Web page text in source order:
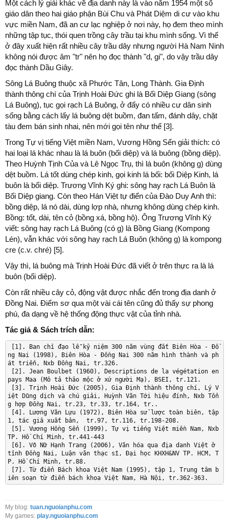
Một cách lý giải khác về địa danh này là vào năm 1954 một số
giáo dân theo hai giáo phận Bùi Chu và Phát Diệm di cư vào khu
vực miền Nam, đã an cư lạc nghiệp ở nơi này, họ đem theo mình
những tập tục, thói quen trồng cây trầu tại khu mình sống. Vì thế
ở đây xuất hiện rất nhiều cây trầu dây nhưng người Hà Nam Ninh
không nói được âm "tr" nên họ đọc thành "d, gi", do vậy trầu dây
đọc thành Dầu Giây.
Sông Lá Buông thuộc xã Phước Tân, Long Thành. Gia Định
thành thông chí của Trịnh Hoài Đức ghi là Bối Diệp Giang (sông
Lá Buông), tục gọi rạch Lá Buông, ở đấy có nhiều cư dân sinh
sống bằng cách lấy lá buông dệt buồm, đan tấm, đánh dây, chặt
tàu đem bán sinh nhai, nên mới gọi tên như thế [3].
Trong Tự vị tiếng Việt miền Nam, Vương Hồng Sển giải thích: có
hai loại lá khác nhau là lá buôn (bối diệp) và lá buông (bồng diệp).
Theo Huỳnh Tịnh Của và Lê Ngọc Trụ, thì lá buôn (không g) dùng
dệt buồm. Lá tốt dùng chép kinh, gọi kinh lá bối: bối Diệp Kinh, lá
buôn là bối diệp. Trương Vĩnh Ký ghi: sông hay rạch Lá Buôn là
Bối Diệp giang. Còn theo Hán Việt tự điển của Đào Duy Anh thì:
bồng diệp, lá nó dài, dùng lợp nhà, nhưng không dùng chép kinh.
Bồng: tốt, dài, tên cỏ (bồng xá, bồng hộ). Ông Trương Vĩnh Ký
viết: sông hay rạch Lá Buông (có g) là Bồng Giang (Kompong
Lén), vẫn khác với sông hay rạch Lá Buôn (không g) là kompong
cre (c.v. chré) [5].
Vậy thì, lá buông mà Trịnh Hoài Đức đã viết ở trên thực ra là lá
buôn (bối diệp).
Còn rất nhiều cây cỏ, động vật được nhắc đến trong địa danh ở
Đồng Nai. Điểm sơ qua một vài cái tên cũng đủ thấy sự phong
phú, đa dạng về hệ thống động thực vật của tỉnh nhà.
Tác giả & Sách trích dẫn:
[1]. Ban chỉ đạo lễ kỷ niệm 300 năm vùng đất Biên Hòa - Đồ
ng Nai ( 1998) , Biên Hòa - Đồng Nai 300 năm hình thành và ph
át triển, Nxb Đồng Nai, tr.326.
[2]. Jean Boulbet ( 1960) , Descriptions de la végétation en
pays Maa (Mô tả thảo mộc ở xứ người Mạ) , BSEI, tr.121.
[3]. Trịnh Hoài Đức (2005) , Gia Định thành thông chí, Lý V
iệt Dũng dịch và chú giải, Huỳnh Văn Tới hiệu đính, Nxb Tổn
g hợp Đồng Nai, tr.23, tr.33, tr.164, tr..
[4]. Lương Văn Lựu ( 1972) , Biên Hòa sử lược toàn biên, tập
1, tác giả xuất bản,  tr.97, tr.116, tr.198-208.
[5]. Vương Hồng Sển ( 1999) , Tự vị tiếng Việt miền Nam, Nxb
TP. Hồ Chí Minh, tr.441-443
[6]. Võ Nữ Hạnh Trang (2006) , Văn hóa qua địa danh Việt ở
tỉnh Đồng Nai, Luận văn thạc sĩ, Đại học KHXH&NV TP. HCM, T
P. Hồ Chí Minh, tr.88.
[7]. Từ điển Bách khoa Việt Nam ( 1995) , tập 1, Trung tâm b
iên soạn từ điển bách khoa Việt Nam, Hà Nội, tr.362-363.
My blog: tuan.nguoianphu.com
My games: play.nguoianphu.com